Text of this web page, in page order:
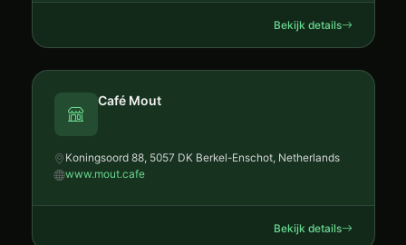
Bekijk details
Café Mout
Koningsoord 88, 5057 DK Berkel-Enschot, Netherlands
www.mout.cafe
Bekijk details